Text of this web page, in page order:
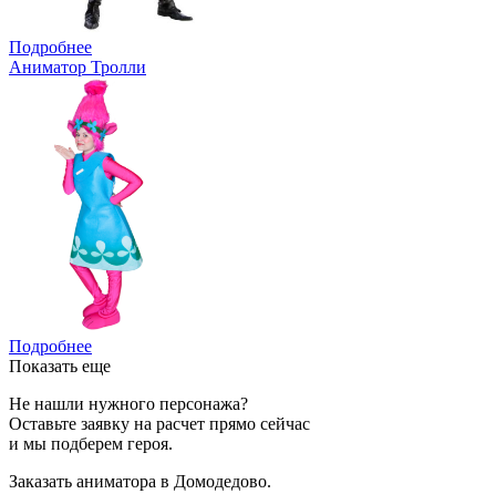
Подробнее
Аниматор Тролли
Подробнее
Показать еще
Не нашли нужного персонажа?
Оставьте заявку на расчет прямо сейчас
и мы подберем героя.
Заказать аниматора в Домодедово.